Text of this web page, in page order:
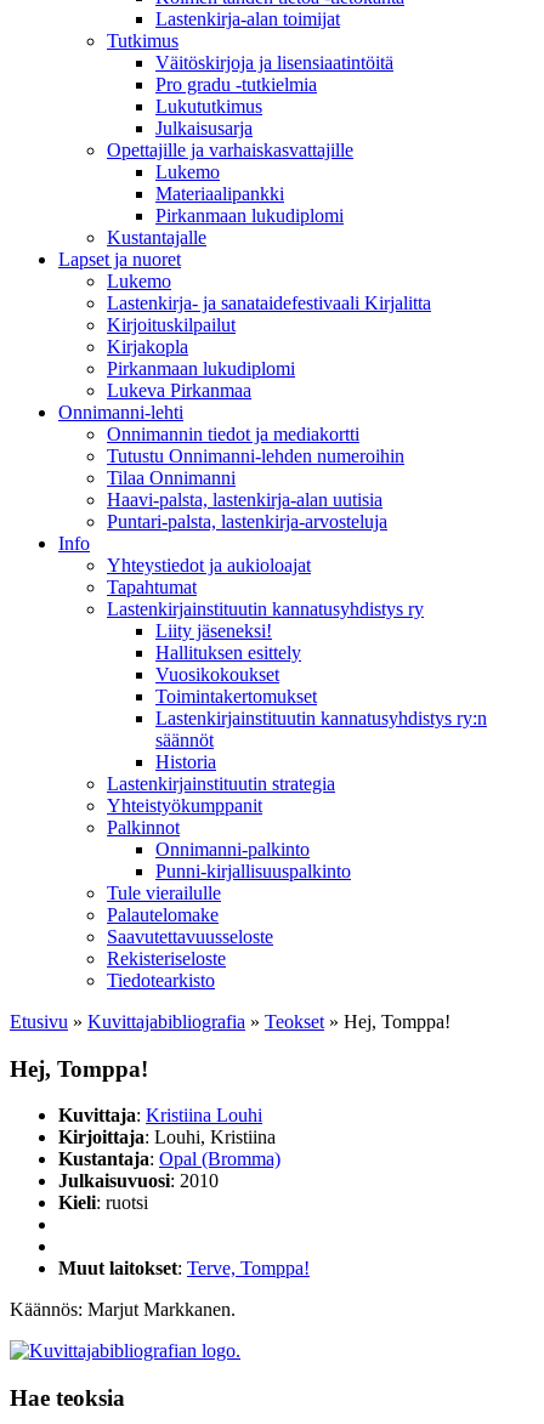
Lastenkirja-alan toimijat
Tutkimus
Väitöskirjoja ja lisensiaatintöitä
Pro gradu -tutkielmia
Lukututkimus
Julkaisusarja
Opettajille ja varhaiskasvattajille
Lukemo
Materiaalipankki
Pirkanmaan lukudiplomi
Kustantajalle
Lapset ja nuoret
Lukemo
Lastenkirja- ja sanataidefestivaali Kirjalitta
Kirjoituskilpailut
Kirjakopla
Pirkanmaan lukudiplomi
Lukeva Pirkanmaa
Onnimanni-lehti
Onnimannin tiedot ja mediakortti
Tutustu Onnimanni-lehden numeroihin
Tilaa Onnimanni
Haavi-palsta, lastenkirja-alan uutisia
Puntari-palsta, lastenkirja-arvosteluja
Info
Yhteystiedot ja aukioloajat
Tapahtumat
Lastenkirjainstituutin kannatusyhdistys ry
Liity jäseneksi!
Hallituksen esittely
Vuosikokoukset
Toimintakertomukset
Lastenkirjainstituutin kannatusyhdistys ry:n
säännöt
Historia
Lastenkirjainstituutin strategia
Yhteistyökumppanit
Palkinnot
Onnimanni-palkinto
Punni-kirjallisuuspalkinto
Tule vierailulle
Palautelomake
Saavutettavuusseloste
Rekisteriseloste
Tiedotearkisto
Etusivu » Kuvittaja­bibliografia » Teokset » Hej, Tomppa!
Hej, Tomppa!
Kuvittaja: Kristiina Louhi
Kirjoittaja: Louhi, Kristiina
Kustantaja: Opal (Bromma)
Julkaisuvuosi: 2010
Kieli: ruotsi
Muut laitokset: Terve, Tomppa!
Käännös: Marjut Markkanen.
Hae teoksia